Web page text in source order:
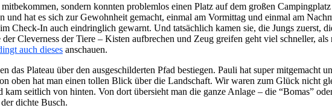
sondern konnten problemlos einen Platz auf dem großen
und hat es sich zur Gewohnheit gemacht, einmal am Vormittag und einmal am
Check-In auch eindringlich gewarnt. Und tatsächlich kamen sie, die Jungs zuerst,
Cleverness der Tiere – Kisten aufbrechen und Zeug greifen geht viel schneller,
auch dieses anschauen.
das Plateau über den ausgeschilderten Pfad bestiegen. Pauli hat super mitgemacht
oben hat man einen tollen Blick über die Landschaft. Wir waren zum Glück nicht
seitlich von hinten. Von dort übersieht man die ganze Anlage – die “Bomas”
dichte Busch.